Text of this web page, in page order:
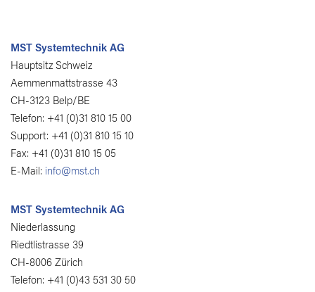
MST Systemtechnik AG
Hauptsitz Schweiz
Aemmenmattstrasse 43
CH-3123 Belp/BE
Telefon: +41 (0)31 810 15 00
Support: +41 (0)31 810 15 10
Fax: +41 (0)31 810 15 05
E-Mail: info@mst.ch
MST Systemtechnik AG
Niederlassung
Riedtlistrasse 39
CH-8006 Zürich
Telefon: +41 (0)43 531 30 50